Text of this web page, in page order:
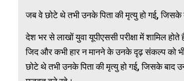
जब वे छोटे थे तभी उनके पिता की मृत्यु हो गई, जिसके
देश भर से लाखों युवा यूपीएससी परीक्षा में शामिल
जिद और कभी हार न मानने के उनके दृढ़ संकल्प को
छोटे थे तभी उनके पिता की मृत्यु हो गई, जिसके बाद